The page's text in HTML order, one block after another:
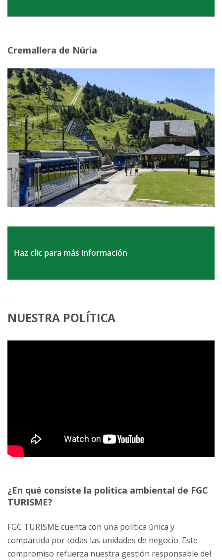
Cremallera de Núria
Haz clic para más información
NUESTRA POLÍTICA
¿En qué consiste la política ambiental de FGC
TURISME?
FGC TURISME cuenta con una política única y
compartida por todas las unidades de negocio. Este
compromiso refuerza nuestra gestión responsable del